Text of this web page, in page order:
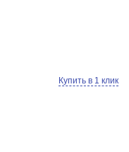
Купить в 1 клик